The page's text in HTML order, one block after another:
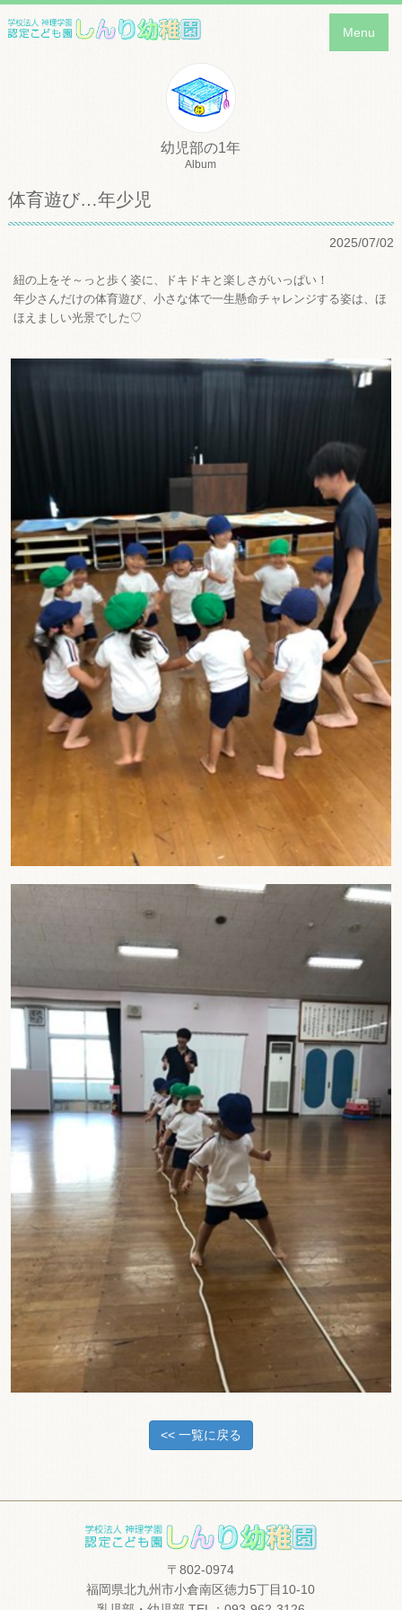
Menu
幼児部の1年
Album
体育遊び…年少児
2025/07/02
紐の上をそ～っと歩く姿に、ドキドキと楽しさがいっぱい！
年少さんだけの体育遊び、小さな体で一生懸命チャレンジする姿は、ほ
ほえましい光景でした♡
<< 一覧に戻る
〒802-0974
福岡県北九州市小倉南区徳力5丁目10-10